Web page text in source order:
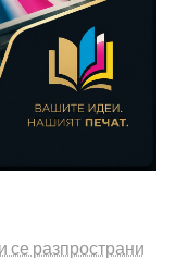
разпространи